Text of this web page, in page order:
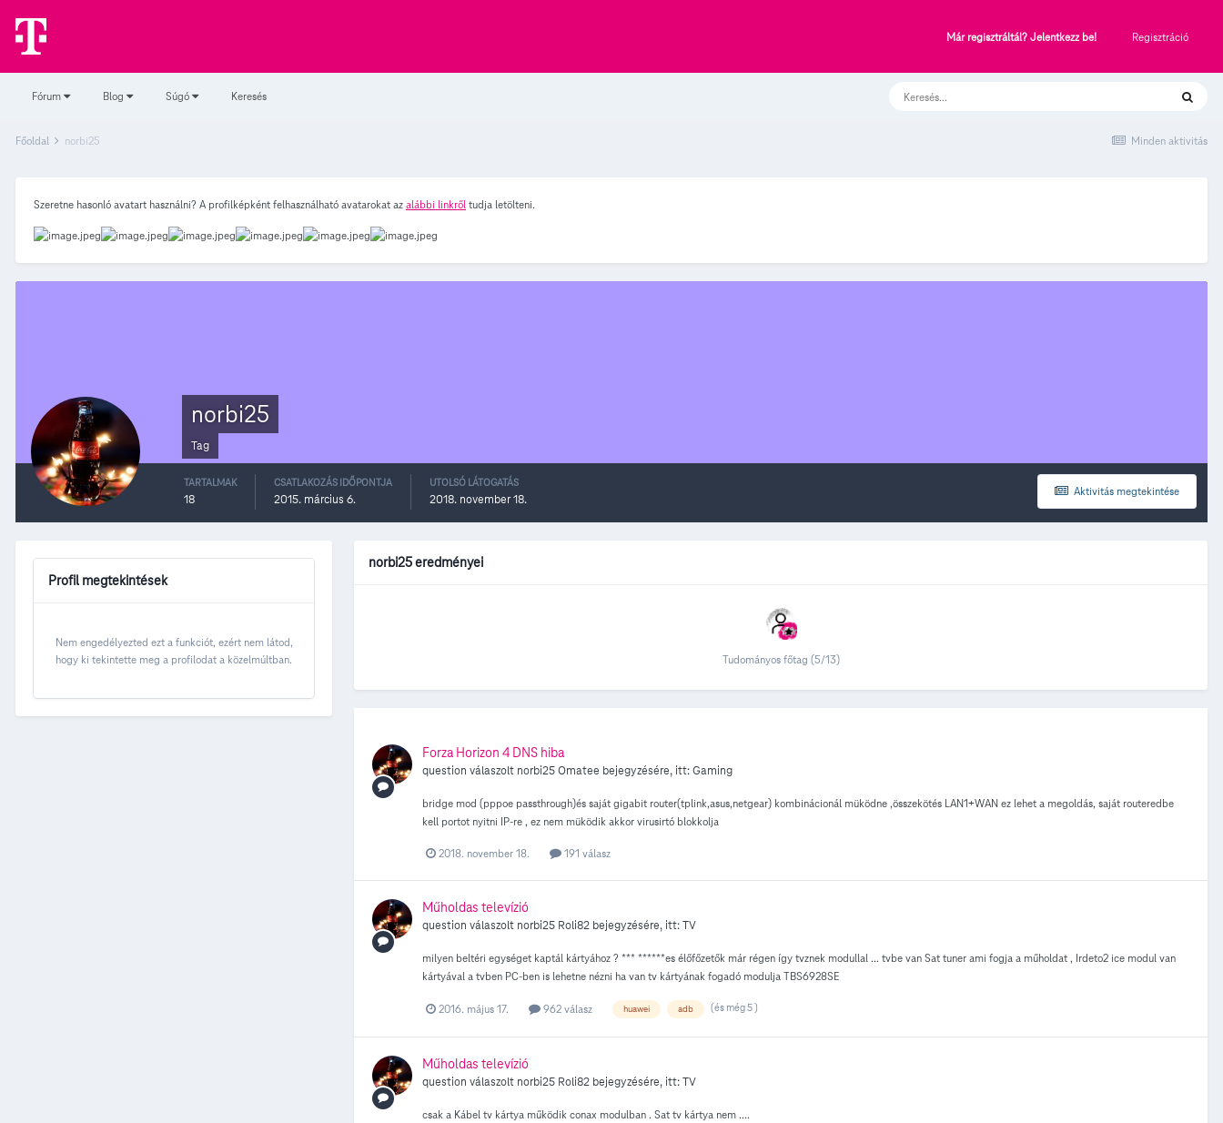
Már regisztráltál? Jelentkezz be! Regisztráció
Fórum Blog Súgó Keresés
Minden aktivitás
Főoldal norbi25
Szeretne hasonló avatart használni? A profilképként felhasználható avatarokat az alábbi linkről tudja letölteni.
norbi25
Tag
Aktivitás megtekintése
TARTALMAK
18
CSATLAKOZÁS IDŐPONTJA
2015. március 6.
UTOLSÓ LÁTOGATÁS
2018. november 18.
Profil megtekintések
Nem engedélyezted ezt a funkciót, ezért nem látod,
hogy ki tekintette meg a profilodat a közelmúltban.
norbi25 eredményei
Tudományos főtag (5/13)
Forza Horizon 4 DNS hiba
question válaszolt norbi25Omatee bejegyzésére, itt:Gaming
bridge mod (pppoe passthrough)és saját gigabit router(tplink,asus,netgear) kombinácionál müködne ,összekötés LAN1+WAN ez lehet a megoldás, saját routeredbe
kell portot nyitni IP-re , ez nem müködik akkor virusirtó blokkolja
2018. november 18. 191 válasz
Műholdas televízió
question válaszolt norbi25 Roli82 bejegyzésére, itt:TV
milyen beltéri egységet kaptál kártyához ? *** ******es élőfőzetők már régen így tvznek modullal ... tvbe van Sat tuner ami fogja a műholdat , Irdeto2 ice modul van
kártyával a tvben PC-ben is lehetne nézni ha van tv kártyának fogadó modulja TBS6928SE
2016. május 17. 962 válasz huawei adb (és még 5 )
Műholdas televízió
question válaszolt norbi25 Roli82 bejegyzésére, itt:TV
csak a Kábel tv kártya működik conax modulban . Sat tv kártya nem ....